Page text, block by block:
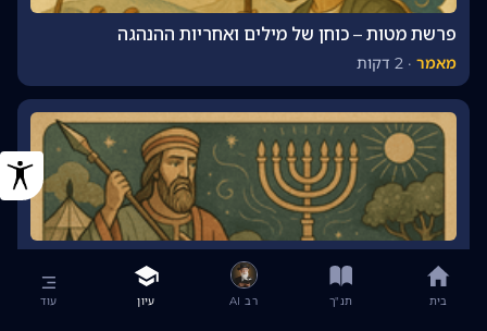
פרשת מטות – כוחן של מילים ואחריות ההנהגה
מאמר · 2 דקות
פרשת פינחס: קנאות, מורשת וכוח ההמשכיות
מאמר
בית תנ"ך רב AI עיון עוד